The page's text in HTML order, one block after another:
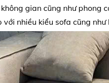
gian cũng như phong
với nhiều kiểu sofa cũng